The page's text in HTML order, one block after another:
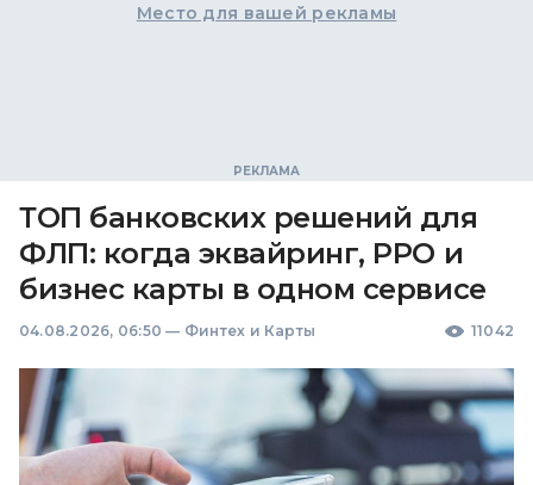
Место для вашей рекламы
ТОП банковских решений для
ФЛП: когда эквайринг, РРО и
бизнес карты в одном сервисе
04.08.2026, 06:50 — Финтех и Карты 11042